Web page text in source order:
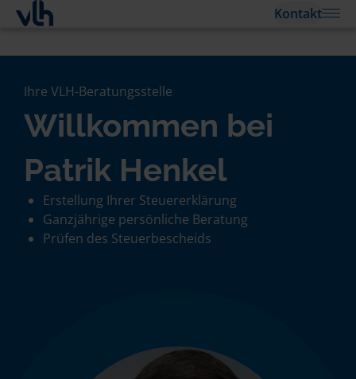
Kontakt
Ihre VLH-Beratungsstelle
Willkommen bei
Patrik Henkel
Erstellung Ihrer Steuererklärung
Ganzjährige persönliche Beratung
Prüfen des Steuerbescheids